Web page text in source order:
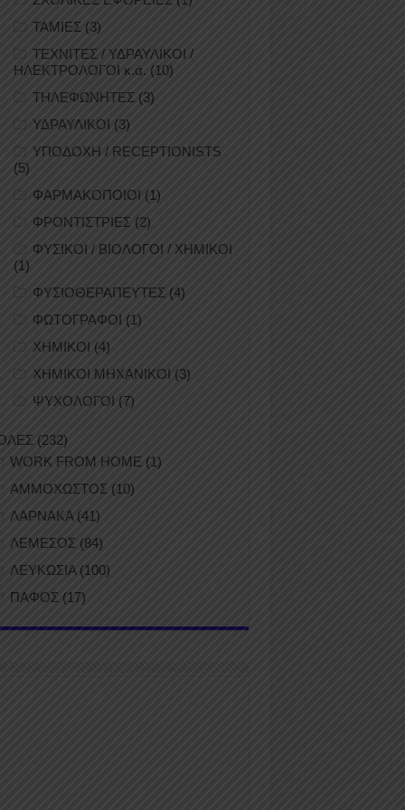
ΤΑΜΙΕΣ (3)
ΤΕΧΝΙΤΕΣ / ΥΔΡΑΥΛΙΚΟΙ /
ΗΛΕΚΤΡΟΛΟΓΟΙ κ.ά. (10)
ΤΗΛΕΦΩΝΗΤΕΣ (3)
ΥΔΡΑΥΛΙΚΟΙ (3)
ΥΠΟΔΟΧΗ / RECEPTIONISTS
(5)
ΦΑΡΜΑΚΟΠΟΙΟΙ (1)
ΦΡΟΝΤΙΣΤΡΙΕΣ (2)
ΦΥΣΙΚΟΙ / ΒΙΟΛΟΓΟΙ / ΧΗΜΙΚΟΙ
(1)
ΦΥΣΙΟΘΕΡΑΠΕΥΤΕΣ (4)
ΦΩΤΟΓΡΑΦΟΙ (1)
ΧΗΜΙΚΟΙ (4)
ΧΗΜΙΚΟΙ ΜΗΧΑΝΙΚΟΙ (3)
ΨΥΧΟΛΟΓΟΙ (7)
(232)
WORK FROM HOME (1)
ΑΜΜΟΧΩΣΤΟΣ (10)
ΛΑΡΝΑΚΑ (41)
ΛΕΜΕΣΟΣ (84)
ΛΕΥΚΩΣΙΑ(100)
ΠΑΦΟΣ (17)